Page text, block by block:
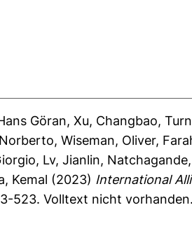
Göran,Xu, Changbao,
,Wiseman, Oliver,
, Lv, Jianlin,
Kemal (2023) International
523.Volltext nicht vorhanden.